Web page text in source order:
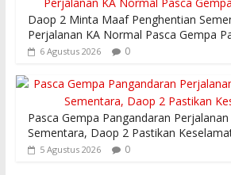
Daop 2 Minta Maaf Penghentian
Perjalanan KA Normal Pasca Gempa
6 Agustus 2026 0
Pasca Gempa Pangandaran
Sementara, Daop 2 Pastikan
5 Agustus 2026 0